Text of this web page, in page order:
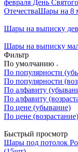
февраля День
ОтечестваШары на 8
Шары на выписку
Шары на выписку
Фильтр
По умолчанию
По популярности
По популярности
По алфавиту
По алфавиту
По цене (убывание)
По цене (возрастание)
Быстрый просмотр
Шары под потолок